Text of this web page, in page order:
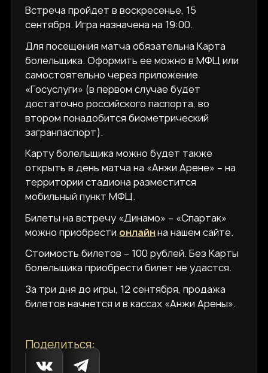
Встреча пройдет в воскресенье, 15
сентября. Игра назначена на 19:00.
Для посещения матча обязательна Карта
болельщика. Оформить ее можно в МФЦ или
самостоятельно через приложение
«Госуслуги» (в первом случае будет
достаточно российского паспорта, во
втором понадобится биометрический
загранпаспорт).
Карту болельщика можно будет также
открыть в день матча на «Анжи Арене» – на
территории стадиона разместится
мобильный пункт МФЦ.
Билеты на встречу «Динамо» – «Спартак»
можно приобрести онлайнна нашем сайте.
Стоимость билетов – 100 рублей. Без Карты
болельщика приобрести билет не удастся.
За три дня до игры, 12 сентября, продажа
билетов начнется и в кассах «Анжи Арены».
Поделиться: